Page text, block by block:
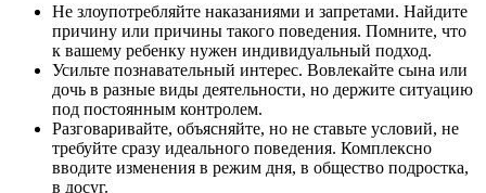
Не злоупотребляйте наказаниями и запретами. Найдите
причину или причины такого поведения. Помните, что
к вашему ребенку нужен индивидуальный подход.
Усильте познавательный интерес. Вовлекайте сына или
дочь в разные виды деятельности, но держите ситуацию
под постоянным контролем.
Разговаривайте, объясняйте, но не ставьте условий, не
требуйте сразу идеального поведения. Комплексно
вводите изменения в режим дня, в общество подростка,
в досуг.